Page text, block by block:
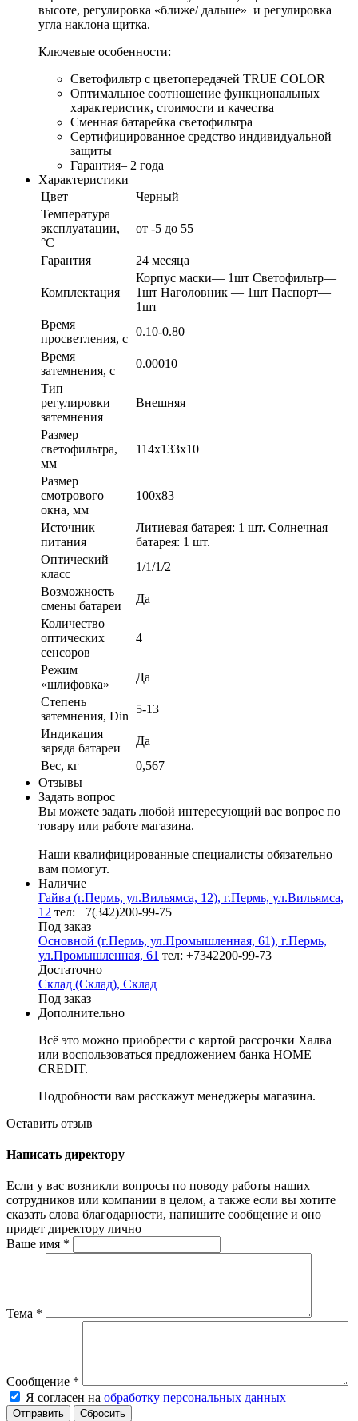
высоте, регулировка «ближе/ дальше» и регулировка
угла наклона щитка.
Ключевые особенности:
Светофильтр с цветопередачей TRUE COLOR
Оптимальное соотношение функциональных
характеристик, стоимости и качества
Сменная батарейка светофильтра
Сертифицированное средство индивидуальной
защиты
Гарантия– 2 года
Характеристики
Цвет
Черный
Температура
эксплуатации,
°С
от -5 до 55
Гарантия 24 месяца
Комплектация
Корпус маски— 1шт Светофильтр—
1шт Наголовник — 1шт Паспорт—
1шт
Время
просветления, с
0.10-0.80
Время
затемнения, с
0.00010
Тип
регулировки
затемнения
Внешняя
Размер
светофильтра,
мм
114х133х10
Размер
смотрового
окна, мм
100х83
Источник
питания
Литиевая батарея: 1 шт. Солнечная
батарея: 1 шт.
Оптический
класс
1/1/1/2
Возможность
смены батареи
Да
Количество
оптических
сенсоров
4
Режим
«шлифовка»
Да
Степень
затемнения, Din
5-13
Индикация
заряда батареи
Да
Вес, кг
0,567
Отзывы
Задать вопрос
Вы можете задать любой интересующий вас вопрос по
товару или работе магазина.
Наши квалифицированные специалисты обязательно
вам помогут.
Наличие
Гайва (г.Пермь, ул.Вильямса, 12), г.Пермь, ул.Вильямса,
12 тел: +7(342)200-99-75
Под заказ
Основной (г.Пермь, ул.Промышленная, 61), г.Пермь,
ул.Промышленная, 61 тел: +7342200-99-73
Достаточно
Склад (Склад), Склад
Под заказ
Дополнительно
Всё это можно приобрести с картой рассрочки Халва
или воспользоваться предложением банка HOME
CREDIT.
Подробности вам расскажут менеджеры магазина.
Оставить отзыв
Написать директору
Если у вас возникли вопросы по поводу работы наших
сотрудников или компании в целом, а также если вы хотите
сказать слова благодарности, напишите сообщение и оно
придет директору лично
Ваше имя *
Тема *
Сообщение *
Я согласен на обработку персональных данных
Сбросить